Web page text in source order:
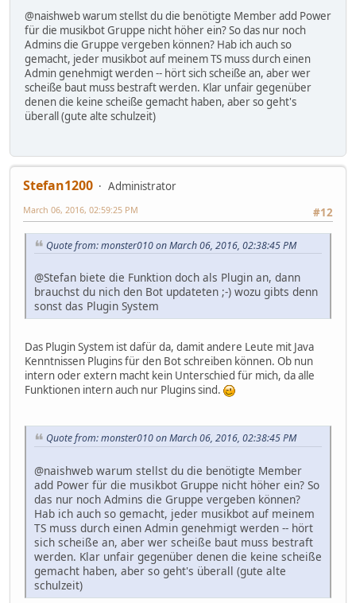
@naishweb warum stellst du die benötigte Member add Power
für die musikbot Gruppe nicht höher ein? So das nur noch
Admins die Gruppe vergeben können? Hab ich auch so
gemacht, jeder musikbot auf meinem TS muss durch einen
Admin genehmigt werden -- hört sich scheiße an, aber wer
scheiße baut muss bestraft werden. Klar unfair gegenüber
denen die keine scheiße gemacht haben, aber so geht's
überall (gute alte schulzeit)
Stefan1200
Administrator
#12
March 06, 2016, 02:59:25 PM
Quote from: monster010 on March 06, 2016, 02:38:45 PM
@Stefan biete die Funktion doch als Plugin an, dann
brauchst du nich den Bot updateten ;-) wozu gibts denn
sonst das Plugin System
Das Plugin System ist dafür da, damit andere Leute mit Java
Kenntnissen Plugins für den Bot schreiben können. Ob nun
intern oder extern macht kein Unterschied für mich, da alle
Funktionen intern auch nur Plugins sind.
Quote from: monster010 on March 06, 2016, 02:38:45 PM
@naishweb warum stellst du die benötigte Member
add Power für die musikbot Gruppe nicht höher ein? So
das nur noch Admins die Gruppe vergeben können?
Hab ich auch so gemacht, jeder musikbot auf meinem
TS muss durch einen Admin genehmigt werden -- hört
sich scheiße an, aber wer scheiße baut muss bestraft
werden. Klar unfair gegenüber denen die keine scheiße
gemacht haben, aber so geht's überall (gute alte
schulzeit)